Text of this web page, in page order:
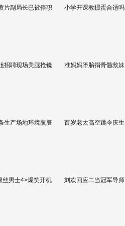
片副局长已被停职 小学开课教掼蛋合适吗
招聘现场美腿抢镜 准妈妈堕胎捐骨髓救妹
生产场地环境肮脏 百岁老太高空跳伞庆生
丝男士4>爆笑开机 刘欢回应二当冠军导师